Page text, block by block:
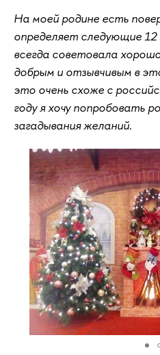
На моей родине есть
определяет следующие
всегда советовала
добрым и отзывчивым в
это очень схоже с
году я хочу попробовать
загадывания желаний.